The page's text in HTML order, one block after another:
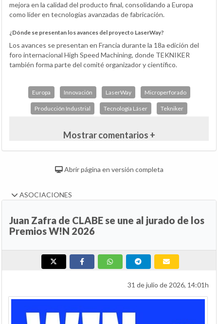
mejora en la calidad del producto final, consolidando a Europa
como líder en tecnologías avanzadas de fabricación.
¿Dónde se presentan los avances del proyecto LaserWay?
Los avances se presentan en Francia durante la 18a edición del
foro internacional High Speed Machining, donde TEKNIKER
también forma parte del comité organizador y científico.
Europa Innovación LaserWay Microperforado
Producción Industrial Tecnología Láser Tekniker
Mostrar comentarios +
Abrir página en versión completa
ASOCIACIONES
Juan Zafra de CLABE se une al jurado de los
Premios W!N 2026
31 de julio de 2026, 14:01h